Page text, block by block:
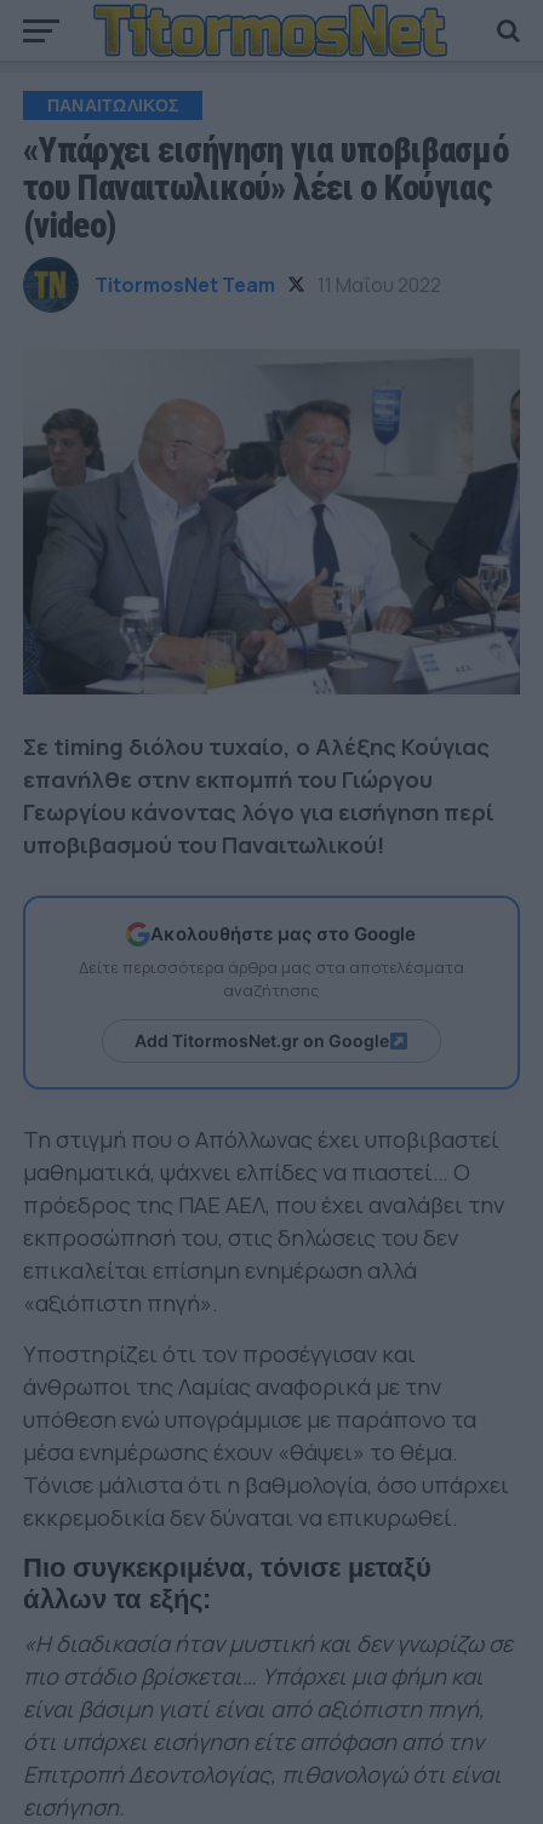
ΠΑΝΑΙΤΩΛΙΚΟΣ
«Υπάρχει εισήγηση για υποβιβασμό
του Παναιτωλικού» λέει ο Κούγιας
(video)
TitormosNet Team 11 Μαΐου 2022
Σε timing διόλου τυχαίο, ο Αλέξης Κούγιας
επανήλθε στην εκπομπή του Γιώργου
Γεωργίου κάνοντας λόγο για εισήγηση περί
υποβιβασμού του Παναιτωλικού!
Ακολουθήστε μας στο Google
Δείτε περισσότερα άρθρα μας στα αποτελέσματα
αναζήτησης
Add TitormosNet.gr on Google
Τη στιγμή που ο Απόλλωνας έχει υποβιβαστεί
μαθηματικά, ψάχνει ελπίδες να πιαστεί… Ο
πρόεδρος της ΠΑΕ ΑΕΛ, που έχει αναλάβει την
εκπροσώπησή του, στις δηλώσεις του δεν
επικαλείται επίσημη ενημέρωση αλλά
«αξιόπιστη πηγή».
Υποστηρίζει ότι τον προσέγγισαν και
άνθρωποι της Λαμίας αναφορικά με την
υπόθεση ενώ υπογράμμισε με παράπονο τα
μέσα ενημέρωσης έχουν «θάψει» το θέμα.
Τόνισε μάλιστα ότι η βαθμολογία, όσο υπάρχει
εκκρεμοδικία δεν δύναται να επικυρωθεί.
Πιο συγκεκριμένα, τόνισε μεταξύ
άλλων τα εξής:
«Η διαδικασία ήταν μυστική και δεν γνωρίζω σε
πιο στάδιο βρίσκεται… Υπάρχει μια φήμη και
είναι βάσιμη γιατί είναι από αξιόπιστη πηγή,
ότι υπάρχει εισήγηση είτε απόφαση από την
Επιτροπή Δεοντολογίας, πιθανολογώ ότι είναι
εισήγηση.